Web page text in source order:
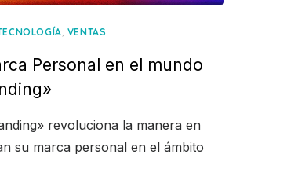
, VENTAS
Personal en el mundo
revoluciona la manera en
su marca personal en el ámbito